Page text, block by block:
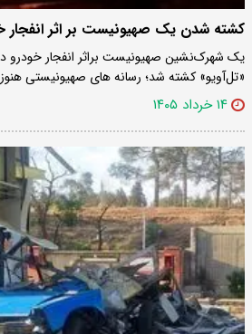
کشته شدن یک صهیونیست بر اثر انفجار
یک شهرک‌نشین صهیونیست براثر انفجار خودرو
«تل‌آویو» کشته شد؛ رسانه های صهیونیستی
۱۴ خرداد ۱۴۰۵